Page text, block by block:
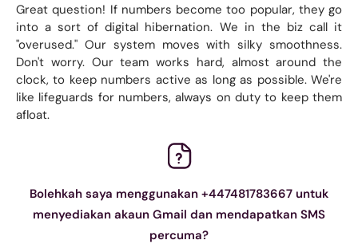
Great question! If numbers become too popular, they go
into a sort of digital hibernation. We in the biz call it
"overused." Our system moves with silky smoothness.
Don't worry. Our team works hard, almost around the
clock, to keep numbers active as long as possible. We're
like lifeguards for numbers, always on duty to keep them
afloat.
Bolehkah saya menggunakan +447481783667 untuk
menyediakan akaun Gmail dan mendapatkan SMS
percuma?